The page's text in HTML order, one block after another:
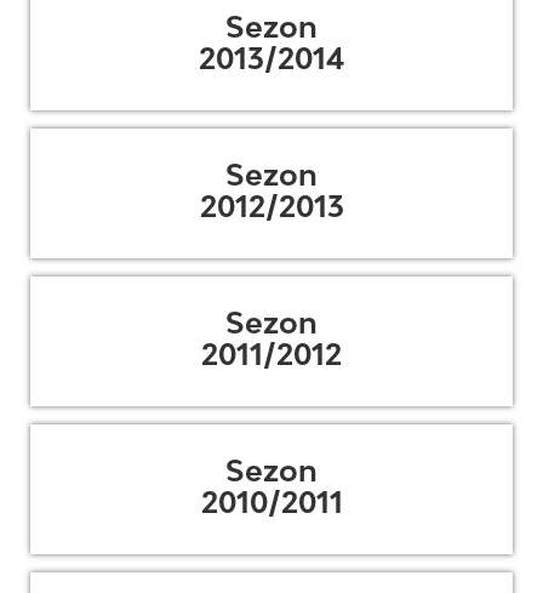
Sezon
2013/2014
Sezon
2012/2013
Sezon
2011/2012
Sezon
2010/2011